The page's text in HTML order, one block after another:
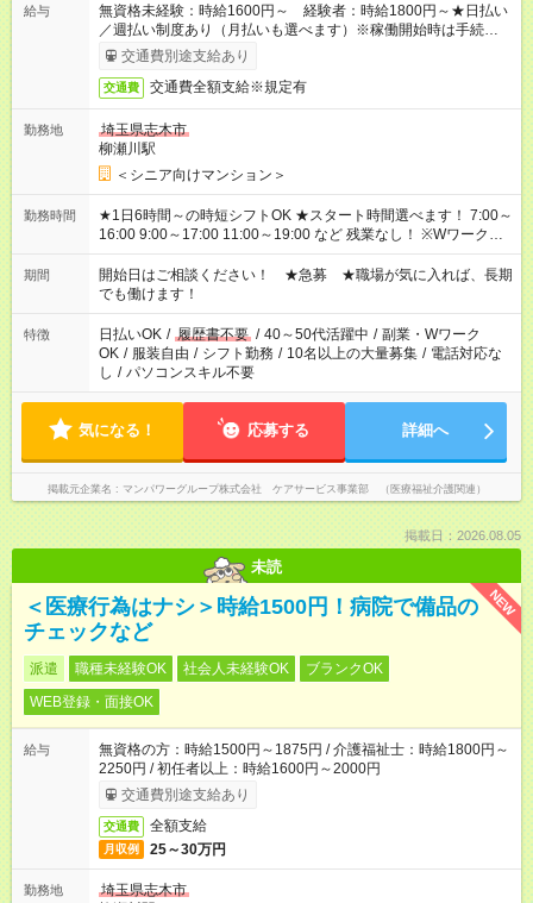
給与
無資格未経験：時給1600円～ 経験者：時給1800円～★日払い
／週払い制度あり（月払いも選べます）※稼働開始時は手続き完
了次第のお支払いとなります。
交通費別途支給あり
交通費 交通費全額支給※規定有
勤務地
埼玉県志木市
柳瀬川駅
＜シニア向けマンション＞
勤務時間
★1日6時間～の時短シフトOK ★スタート時間選べます！ 7:00～
16:00 9:00～17:00 11:00～19:00 など 残業なし！ ※Wワークの
場合、他のお仕事と合わせ週40時間超の就業はご案内できませ
ん ※法令に基づき、週20時間以上勤務は社会保険への加入対象
となります ※労働者派遣法（日雇い派遣の原則禁止）により、
短時間・短期間の就業はご案内が難しい場合があります
期間
開始日はご相談ください！ ★急募 ★職場が気に入れば、長期
でも働けます！
特徴 日払いOK / 履歴書不要 / 40～50代活躍中 / 副業・Wワーク
OK / 服装自由 / シフト勤務 / 10名以上の大量募集 / 電話対応な
し / パソコンスキル不要
気になる！ 応募する 詳細へ
掲載元企業名 マンパワーグループ株式会社 ケアサービス事業部 （医療福祉介護関連）
掲載日：2026.08.05
未読
NEW
＜医療行為はナシ＞時給1500円！病院で備品の
チェックなど
派遣 職種未経験OK 社会人未経験OK
ブランクOK
WEB登録・面接OK
給与
無資格の方：時給1500円～1875円 / 介護福祉士：時給1800円～
2250円 / 初任者以上：時給1600円～2000円
交通費別途支給あり
交通費 全額支給
月収例 25～30万円
勤務地
埼玉県志木市